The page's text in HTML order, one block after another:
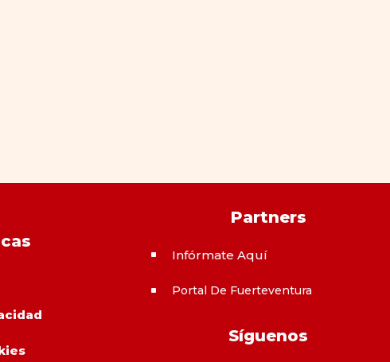
Partners
^ Infórmate Aquí
^ Portal De Fuerteventura
Síguenos